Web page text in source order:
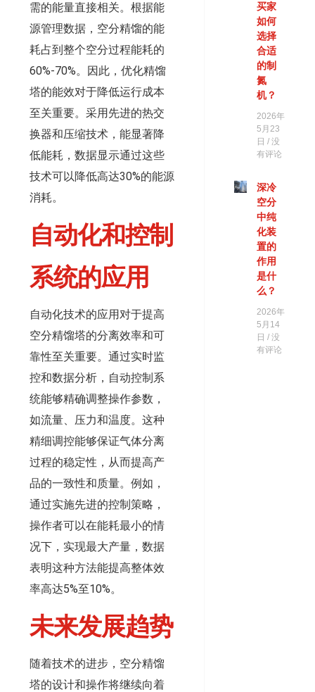
需的能量直接相关。根据能
源管理数据，空分精馏的能
耗占到整个空分过程能耗的
60%-70%。因此，优化精馏
塔的能效对于降低运行成本
至关重要。采用先进的热交
换器和压缩技术，能显著降
低能耗，数据显示通过这些
技术可以降低高达30%的能源
消耗。
自动化和控制
系统的应用
自动化技术的应用对于提高
空分精馏塔的分离效率和可
靠性至关重要。通过实时监
控和数据分析，自动控制系
统能够精确调整操作参数，
如流量、压力和温度。这种
精细调控能够保证气体分离
过程的稳定性，从而提高产
品的一致性和质量。例如，
通过实施先进的控制策略，
操作者可以在能耗最小的情
况下，实现最大产量，数据
表明这种方法能提高整体效
率高达5%至10%。
未来发展趋势
随着技术的进步，空分精馏
塔的设计和操作将继续向着
买家
如何
选择
合适
的制
氮
机？
2026年
5月23
日 没
有评论
深冷
空分
中纯
化装
置的
作用
是什
么？
2026年
5月14
日 没
有评论